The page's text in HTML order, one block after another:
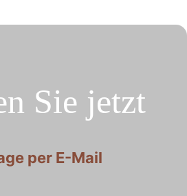
Sie jetzt
per E-Mail